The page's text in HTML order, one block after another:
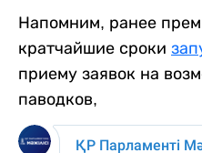
Напомним, ранее
кратчайшие сроки
приему заявок на
паводков,